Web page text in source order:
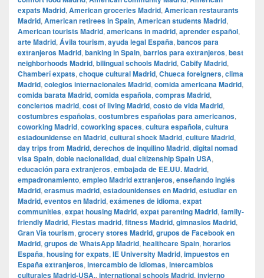
expats Madrid, American groceries Madrid, American restaurants
Madrid, American retirees in Spain, American students Madrid,
American tourists Madrid, americans in madrid, aprender español,
arte Madrid, Ávila tourism, ayuda legal España, bancos para
extranjeros Madrid, banking in Spain, barrios para extranjeros, best
neighborhoods Madrid, bilingual schools Madrid, Cabify Madrid,
Chamberí expats, choque cultural Madrid, Chueca foreigners, clima
Madrid, colegios internacionales Madrid, comida americana Madrid,
comida barata Madrid, comida española, compras Madrid,
conciertos madrid, cost of living Madrid, costo de vida Madrid,
costumbres españolas, costumbres españolas para americanos,
coworking Madrid, coworking spaces, cultura española, cultura
estadounidense en Madrid, cultural shock Madrid, culture Madrid,
day trips from Madrid, derechos de inquilino Madrid, digital nomad
visa Spain, doble nacionalidad, dual citizenship Spain USA,
educación para extranjeros, embajada de EE.UU. Madrid,
empadronamiento, empleo Madrid extranjeros, enseñando inglés
Madrid, erasmus madrid, estadounidenses en Madrid, estudiar en
Madrid, eventos en Madrid, exámenes de idioma, expat
communities, expat housing Madrid, expat parenting Madrid, family-
friendly Madrid, Fiestas madrid, fitness Madrid, gimnasios Madrid,
Gran Vía tourism, grocery stores Madrid, grupos de Facebook en
Madrid, grupos de WhatsApp Madrid, healthcare Spain, horarios
España, housing for expats, IE University Madrid, impuestos en
España extranjeros, intercambio de idiomas, intercambios
culturales Madrid-USA., international schools Madrid, invierno